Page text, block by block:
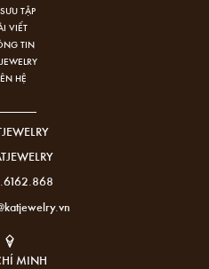
TẬP
VIẾT
TIN
HỆ
MINH